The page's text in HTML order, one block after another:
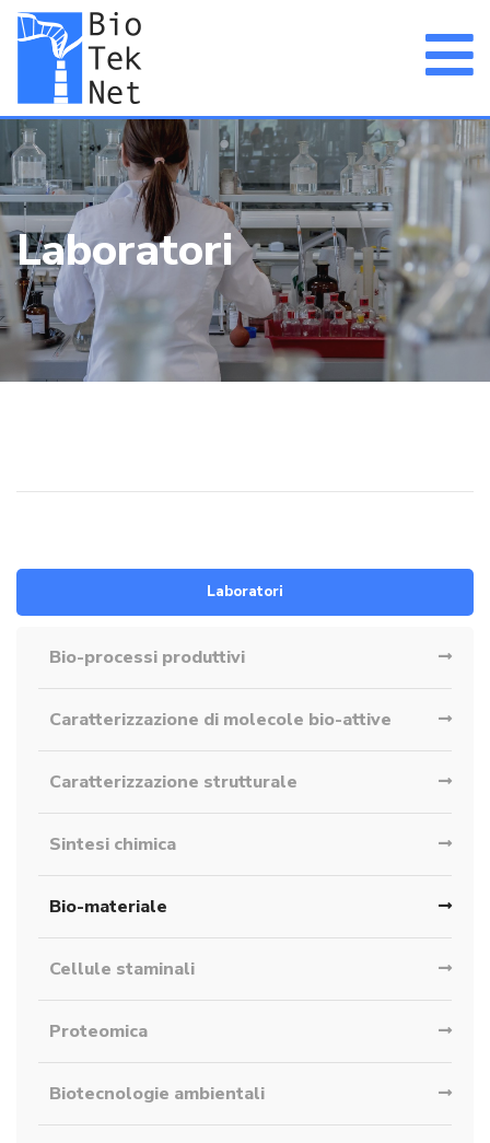
Laboratori
Laboratori
Bio-processi produttivi
Caratterizzazione di molecole bio-attive
Caratterizzazione strutturale
Sintesi chimica
Bio-materiale
Cellule staminali
Proteomica
Biotecnologie ambientali